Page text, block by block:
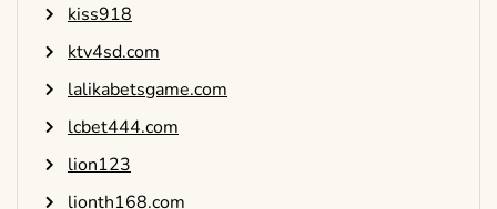
kiss918
ktv4sd.com
lalikabetsgame.com
lcbet444.com
lion123
lionth168.com